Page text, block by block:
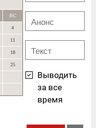
ВС
4
11
18
25
Выводить
за все
время